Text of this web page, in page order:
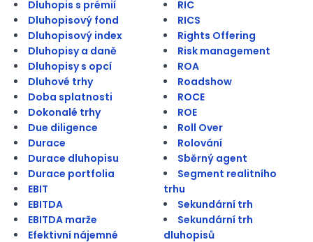
Dluhopis s prémií
Dluhopisový fond
Dluhopisový index
Dluhopisy a daně
Dluhopisy s opcí
Dluhové trhy
Doba splatnosti
Dokonalé trhy
Due diligence
Durace
Durace dluhopisu
Durace portfolia
EBIT
EBITDA
EBITDA marže
Efektivní nájemné
RIC
RICS
Rights Offering
Risk management
ROA
Roadshow
ROCE
ROE
Roll Over
Rolování
Sběrný agent
Segment realitního
trhu
Sekundární trh
Sekundární trh
dluhopisů